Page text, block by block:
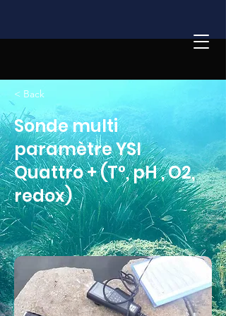
< Back
Sonde multi
paramètre YSI
Quattro + (T°, pH , O2,
redox)